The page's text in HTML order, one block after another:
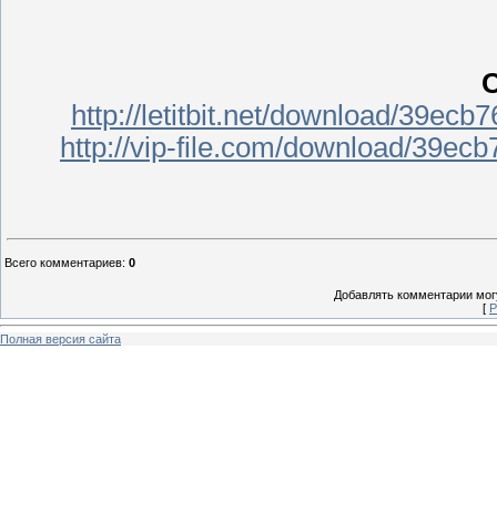
http://letitbit.net/download/
http://vip-file.com/download/
Всего комментариев: 0
Добавлять комментарии
[
Полная версия сайта